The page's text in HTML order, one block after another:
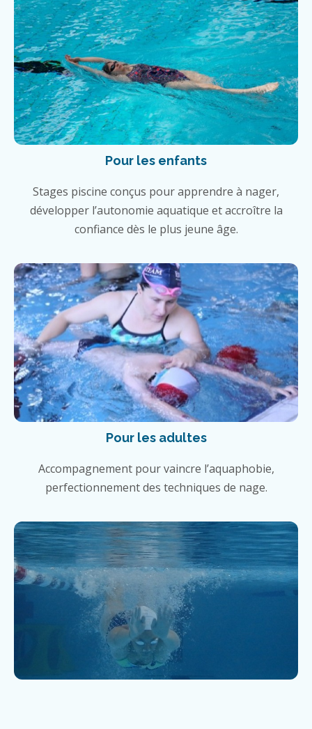
Pour les enfants
Stages piscine conçus pour apprendre à nager,
développer l’autonomie aquatique et accroître la
confiance dès le plus jeune âge.
Pour les adultes
Accompagnement pour vaincre l’aquaphobie,
perfectionnement des techniques de nage.